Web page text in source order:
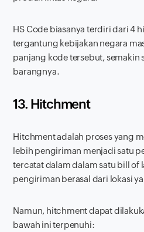
HS Code biasanya terdiri dari 4
tergantung kebijakan negara
panjang kode tersebut, semakin
barangnya.
13. Hitchment
Hitchment adalah proses yang
lebih pengiriman menjadi satu
tercatat dalam dalam satu bill of
pengiriman berasal dari lokasi
Namun, hitchment dapat
bawah ini terpenuhi: